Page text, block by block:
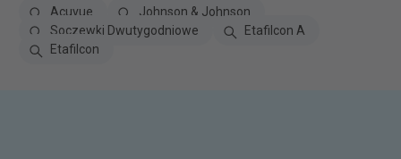
Acuvue
Johnson & Johnson
Soczewki Dwutygodniowe
Etafilcon A
Etafilcon